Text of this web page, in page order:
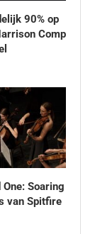
90% op
Comp
One: Soaring
van Spitfire